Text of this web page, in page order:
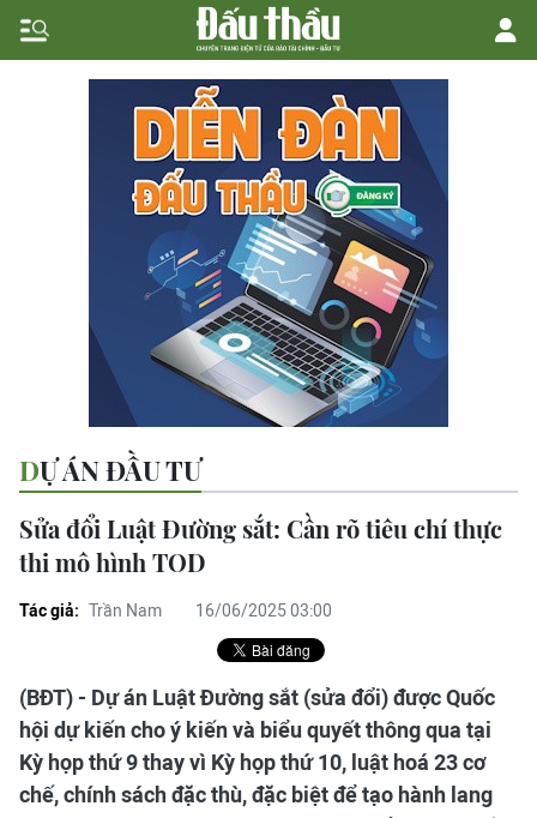
DỰ ÁN ĐẦU TƯ
Sửa đổi Luật Đường sắt: Cần rõ tiêu chí thực
thi mô hình TOD
Tác giả: Trần Nam 16/06/2025 03:00
(BĐT) - Dự án Luật Đường sắt (sửa đổi) được Quốc
hội dự kiến cho ý kiến và biểu quyết thông qua tại
Kỳ họp thứ 9 thay vì Kỳ họp thứ 10, luật hoá 23 cơ
chế, chính sách đặc thù, đặc biệt để tạo hành lang